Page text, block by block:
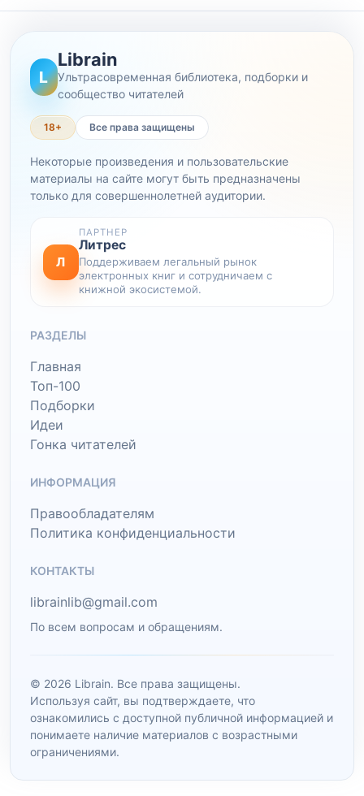
L
Librain
Ультрасовременная библиотека, подборки и
сообщество читателей
18+ Все права защищены
Некоторые произведения и пользовательские
материалы на сайте могут быть предназначены
только для совершеннолетней аудитории.
Л
ПАРТНЕР
Литрес
Поддерживаем легальный рынок
электронных книг и сотрудничаем с
книжной экосистемой.
РАЗДЕЛЫ
Главная
Топ-100
Подборки
Идеи
Гонка читателей
ИНФОРМАЦИЯ
Правообладателям
Политика конфиденциальности
КОНТАКТЫ
librainlib@gmail.com
По всем вопросам и обращениям.
© 2026 Librain. Все права защищены.
Используя сайт, вы подтверждаете, что
ознакомились с доступной публичной информацией и
понимаете наличие материалов с возрастными
ограничениями.